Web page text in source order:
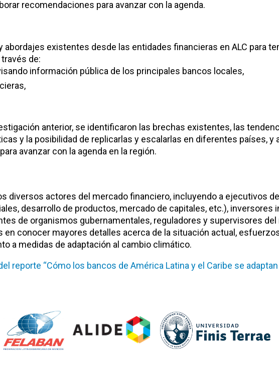
recomendaciones para avanzar con la agenda.
abordajes existentes desde las entidades financieras en ALC para
de:
información pública de los principales bancos locales,
anterior, se identificaron las brechas existentes, las
y la posibilidad de replicarlas y escalarlas en diferentes países, y
avanzar con la agenda en la región.
diversos actores del mercado financiero, incluyendo a ejecutivos
desarrollo de productos, mercado de capitales, etc.), inversores
de organismos gubernamentales, reguladores y supervisores
conocer mayores detalles acerca de la situación actual,
a medidas de adaptación al cambio climático.
reporte “Cómo los bancos de América Latina y el Caribe se